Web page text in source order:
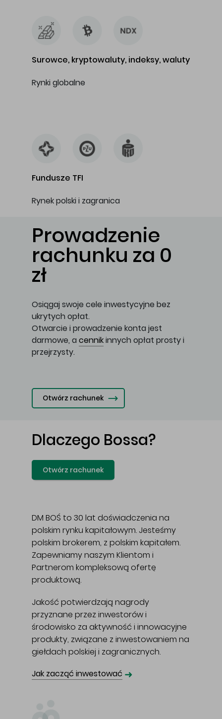
Surowce, kryptowaluty, indeksy, waluty
Rynki globalne
Fundusze TFI
Rynek polski i zagranica
Prowadzenie
rachunku za 0
zł
Osiągaj swoje cele inwestycyjne bez
ukrytych opłat.
Otwarcie i prowadzenie konta jest
darmowe, a cennikinnych opłat prosty i
przejrzysty.
Otwórz rachunek
Dlaczego Bossa?
Otwórz rachunek
DM BOŚ to 30 lat doświadczenia na
polskim rynku kapitałowym. Jesteśmy
polskim brokerem, z polskim kapitałem.
Zapewniamy naszym Klientom i
Partnerom kompleksową ofertę
produktową.
Jakość potwierdzają nagrody
przyznane przez inwestorów i
środowisko za aktywność i innowacyjne
produkty, związane z inwestowaniem na
giełdach polskiej i zagranicznych.
Jak zacząć inwestować ➜